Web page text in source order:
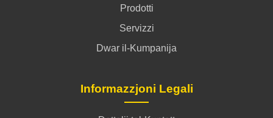
Prodotti
Servizzi
Dwar il-Kumpanija
Informazzjoni Legali